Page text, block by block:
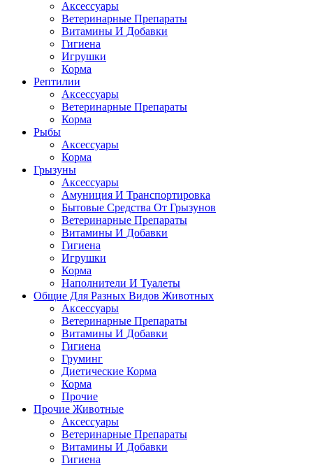
Аксессуары
Ветеринарные Препараты
Витамины И Добавки
Гигиена
Игрушки
Корма
Рептилии
Аксессуары
Ветеринарные Препараты
Корма
Рыбы
Аксессуары
Корма
Грызуны
Аксессуары
Амуниция И Транспортировка
Бытовые Средства От Грызунов
Ветеринарные Препараты
Витамины И Добавки
Гигиена
Игрушки
Корма
Наполнители И Туалеты
Общие Для Разных Видов Животных
Аксессуары
Ветеринарные Препараты
Витамины И Добавки
Гигиена
Груминг
Диетические Корма
Корма
Прочие
Прочие Животные
Аксессуары
Ветеринарные Препараты
Витамины И Добавки
Гигиена